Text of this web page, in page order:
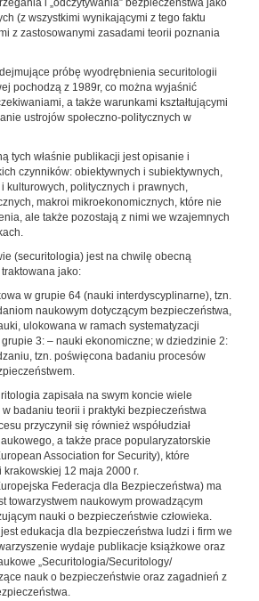
i „odczytywania” bezpieczeństwa jako
(z wszystkimi wynikającymi z tego faktu
z zastosowanymi zasadami teorii poznania
próbę wyodrębnienia securitologii
pochodzą z 1989r, co można wyjaśnić
a także warunkami kształtującymi
ustrojów społeczno-politycznych w
tych właśnie publikacji jest opisanie i
czynników: obiektywnych i subiektywnych,
kulturowych, politycznych i prawnych,
makroi mikroekonomicznych, które nie
ale także pozostają z nimi we wzajemnych
(securitologia) jest na chwilę obecną
jako:
w grupie 64 (nauki interdyscyplinarne), tzn.
naukowym dotyczącym bezpieczeństwa,
ulokowana w ramach systematyzacji
3: – nauki ekonomiczne; w dziedzinie 2:
tzn. poświęcona badaniu procesów
zapisała na swym koncie wiele
badaniu teorii i praktyki bezpieczeństwa
przyczynił się również współudział
a także prace popularyzatorskie
Association for Security), które
krakowskiej 12 maja 2000 r.
Federacja dla Bezpieczeństwa) ma
towarzystwem naukowym prowadzącym
nauki o bezpieczeństwie człowieka.
edukacja dla bezpieczeństwa ludzi i firm we
wydaje publikacje książkowe oraz
„Securitologia/Securitology/
nauk o bezpieczeństwie oraz zagadnień z